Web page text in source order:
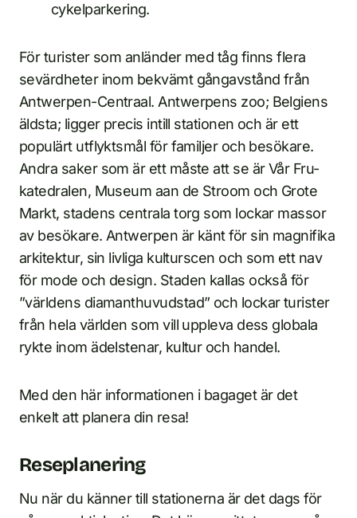
cykelparkering.
För turister som anländer med tåg finns flera
sevärdheter inom bekvämt gångavstånd från
Antwerpen-Centraal. Antwerpens zoo; Belgiens
äldsta; ligger precis intill stationen och är ett
populärt utflyktsmål för familjer och besökare.
Andra saker som är ett måste att se är Vår Fru-
katedralen, Museum aan de Stroom och Grote
Markt, stadens centrala torg som lockar massor
av besökare. Antwerpen är känt för sin magnifika
arkitektur, sin livliga kulturscen och som ett nav
för mode och design. Staden kallas också för
”världens diamanthuvudstad” och lockar turister
från hela världen som vill uppleva dess globala
rykte inom ädelstenar, kultur och handel.
Med den här informationen i bagaget är det
enkelt att planera din resa!
Reseplanering
Nu när du känner till stationerna är det dags för